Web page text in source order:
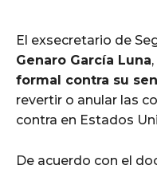
El exsecretario de
Genaro García Luna
formal contra su
revertir o anular las
contra en Estados
De acuerdo con el